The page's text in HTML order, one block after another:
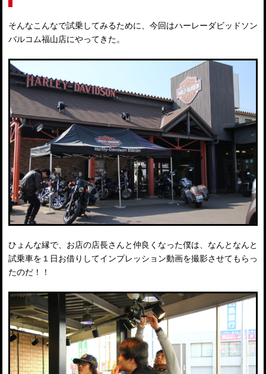
そんなこんなで試乗してみるために、今回はハーレーダビッドソン
バルコム福山店にやってきた。
ひょんな縁で、お店の店長さんと仲良くなった僕は、なんとなんと
試乗車を１日お借りしてインプレッション動画を撮影させてもらっ
たのだ！！